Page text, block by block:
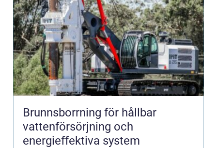
Brunnsborrning för hållbar
vattenförsörjning och
energieffektiva system